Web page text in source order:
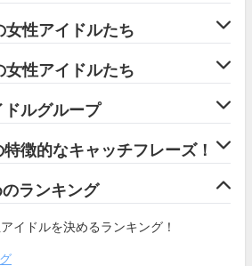
女性アイドルたち
女性アイドルたち
ルグループ
徴的なキャッチフレーズ！
ランキング
イドルを決めるランキング！